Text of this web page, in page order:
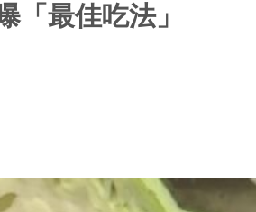
「最佳吃法」